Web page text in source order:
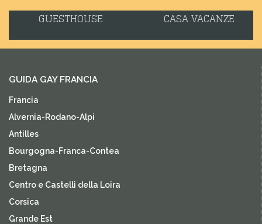
GUESTHOUSE CASA VACANZE
GUIDA GAY FRANCIA
Francia
Alvernia-Rodano-Alpi
Antilles
Bourgogna-Franca-Contea
Bretagna
Centro e Castelli della Loira
Corsica
Grande Est